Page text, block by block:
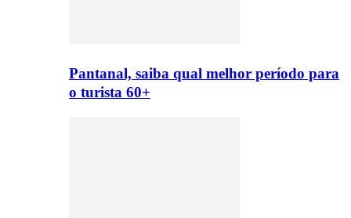
Pantanal, saiba qual melhor período para
o turista 60+